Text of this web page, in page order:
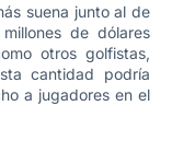
suena junto al de
de dólares
otros golfistas,
cantidad podría
a jugadores en el